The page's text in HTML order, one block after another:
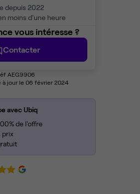
depuis 2022
moins d'une heure
vous intéresse ?
Contacter
AEG9906
à jour le 06 février 2024
avec Ubiq
de l'offre
prix